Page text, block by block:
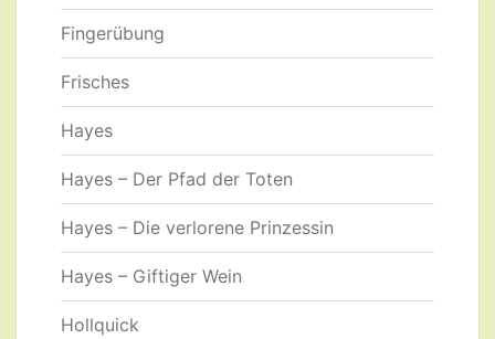
Fingerübung
Frisches
Hayes
Hayes – Der Pfad der Toten
Hayes – Die verlorene Prinzessin
Hayes – Giftiger Wein
Hollquick